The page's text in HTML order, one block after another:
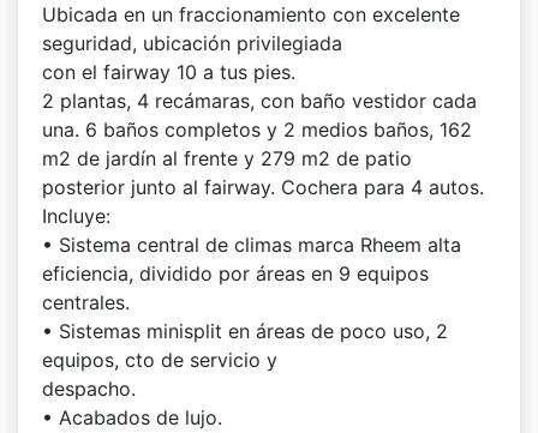
Ubicada en un fraccionamiento con excelente
seguridad, ubicación privilegiada
con el fairway 10 a tus pies.
2 plantas, 4 recámaras, con baño vestidor cada
una. 6 baños completos y 2 medios baños, 162
m2 de jardín al frente y 279 m2 de patio
posterior junto al fairway. Cochera para 4 autos.
Incluye:
• Sistema central de climas marca Rheem alta
eficiencia, dividido por áreas en 9 equipos
centrales.
• Sistemas minisplit en áreas de poco uso, 2
equipos, cto de servicio y
despacho.
• Acabados de lujo.